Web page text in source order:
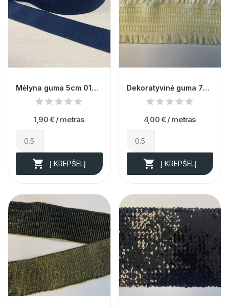
Mėlyna guma 5cm 014411
1,90 € / metras
 Į KREPŠELĮ
Dekoratyvinė guma 7cm 012576
4,00 € / metras
 Į KREPŠELĮ